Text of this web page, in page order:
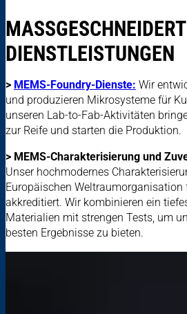
DIENSTLEISTUNGEN
> MEMS-Foundry-Dienste: Wir
und produzieren Mikrosysteme für
unseren Lab-to-Fab-Aktivitäten
zur Reife und starten die Produktion.
> MEMS-Charakterisierung und
Unser hochmodernes
Europäischen Weltraumorganisation
akkreditiert. Wir kombinieren ein
Materialien mit strengen Tests, um
besten Ergebnisse zu bieten.